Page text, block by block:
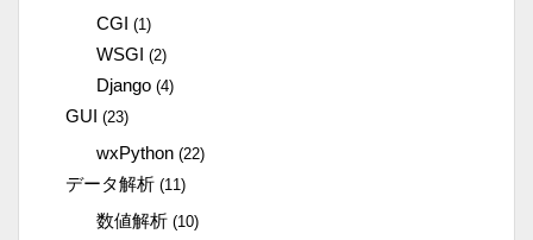
CGI (1)
WSGI (2)
Django (4)
GUI (23)
wxPython (22)
データ解析 (11)
数値解析 (10)